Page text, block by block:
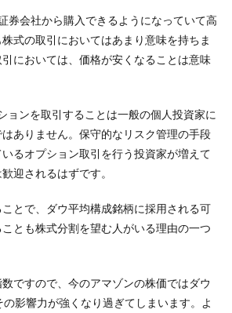
券会社から購入できるようになっていて高
式の取引においてはあまり意味を持ちま
においては、価格が安くなることは意味
ョンを取引することは一般の個人投資家に
ありません。保守的なリスク管理の手段
るオプション取引を行う投資家が増えて
迎されるはずです。
とで、ダウ平均構成銘柄に採用される可
とも株式分割を望む人がいる理由の一つ
ですので、今のアマゾンの株価ではダウ
影響力が強くなり過ぎてしまいます。よ